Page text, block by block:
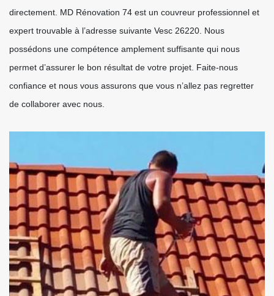
directement. MD Rénovation 74 est un couvreur professionnel et
expert trouvable à l’adresse suivante Vesc 26220. Nous
possédons une compétence amplement suffisante qui nous
permet d’assurer le bon résultat de votre projet. Faite-nous
confiance et nous vous assurons que vous n’allez pas regretter
de collaborer avec nous.